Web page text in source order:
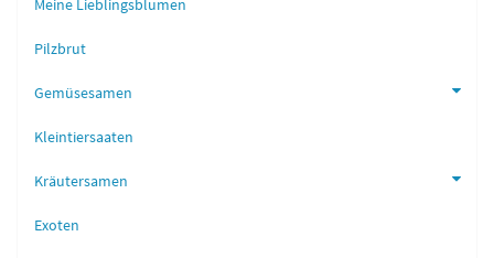
Meine Lieblingsblumen
Pilzbrut
Gemüsesamen
Kleintiersaaten
Kräutersamen
Exoten